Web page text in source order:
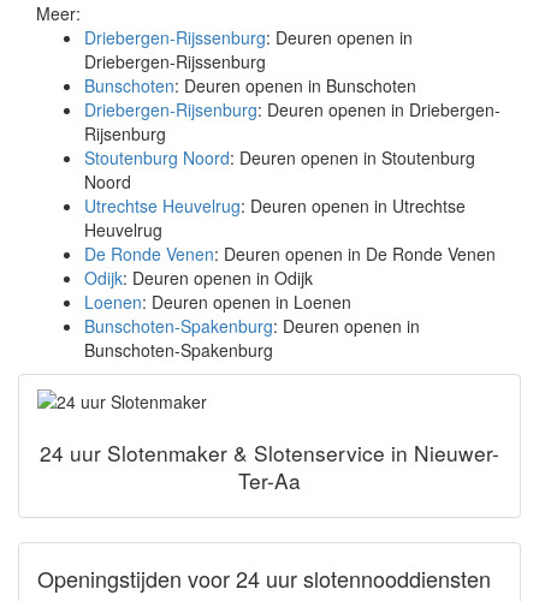
Meer:
Driebergen-Rijssenburg: Deuren openen in
Driebergen-Rijssenburg
Bunschoten: Deuren openen in Bunschoten
Driebergen-Rijsenburg: Deuren openen in Driebergen-
Rijsenburg
Stoutenburg Noord: Deuren openen in Stoutenburg
Noord
Utrechtse Heuvelrug: Deuren openen in Utrechtse
Heuvelrug
De Ronde Venen: Deuren openen in De Ronde Venen
Odijk: Deuren openen in Odijk
Loenen: Deuren openen in Loenen
Bunschoten-Spakenburg: Deuren openen in
Bunschoten-Spakenburg
24 uur Slotenmaker & Slotenservice in Nieuwer-
Ter-Aa
Openingstijden voor 24 uur slotennooddiensten